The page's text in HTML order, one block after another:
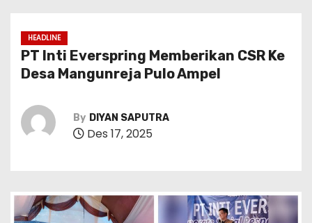
HEADLINE
PT Inti Everspring Memberikan CSR Ke
Desa Mangunreja Pulo Ampel
By DIYAN SAPUTRA
Des 17, 2025